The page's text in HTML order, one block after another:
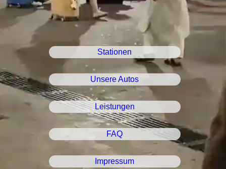
Stationen
Unsere Autos
Leistungen
FAQ
Impressum